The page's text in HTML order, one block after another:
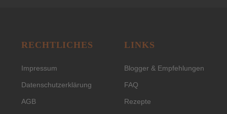
RECHTLICHES
Impressum
Datenschutzerklärung
AGB
LINKS
Blogger & Empfehlungen
FAQ
Rezepte